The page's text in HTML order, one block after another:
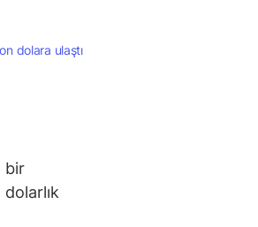
dolara ulaştı
bir